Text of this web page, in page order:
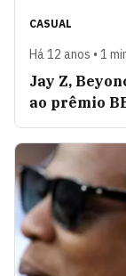
CASUAL
Há 12 anos • 1
Jay Z,
ao prêmio